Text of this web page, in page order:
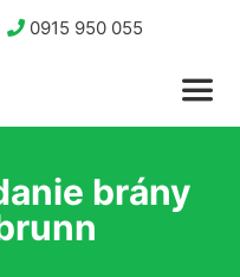
0915 950 055
brány